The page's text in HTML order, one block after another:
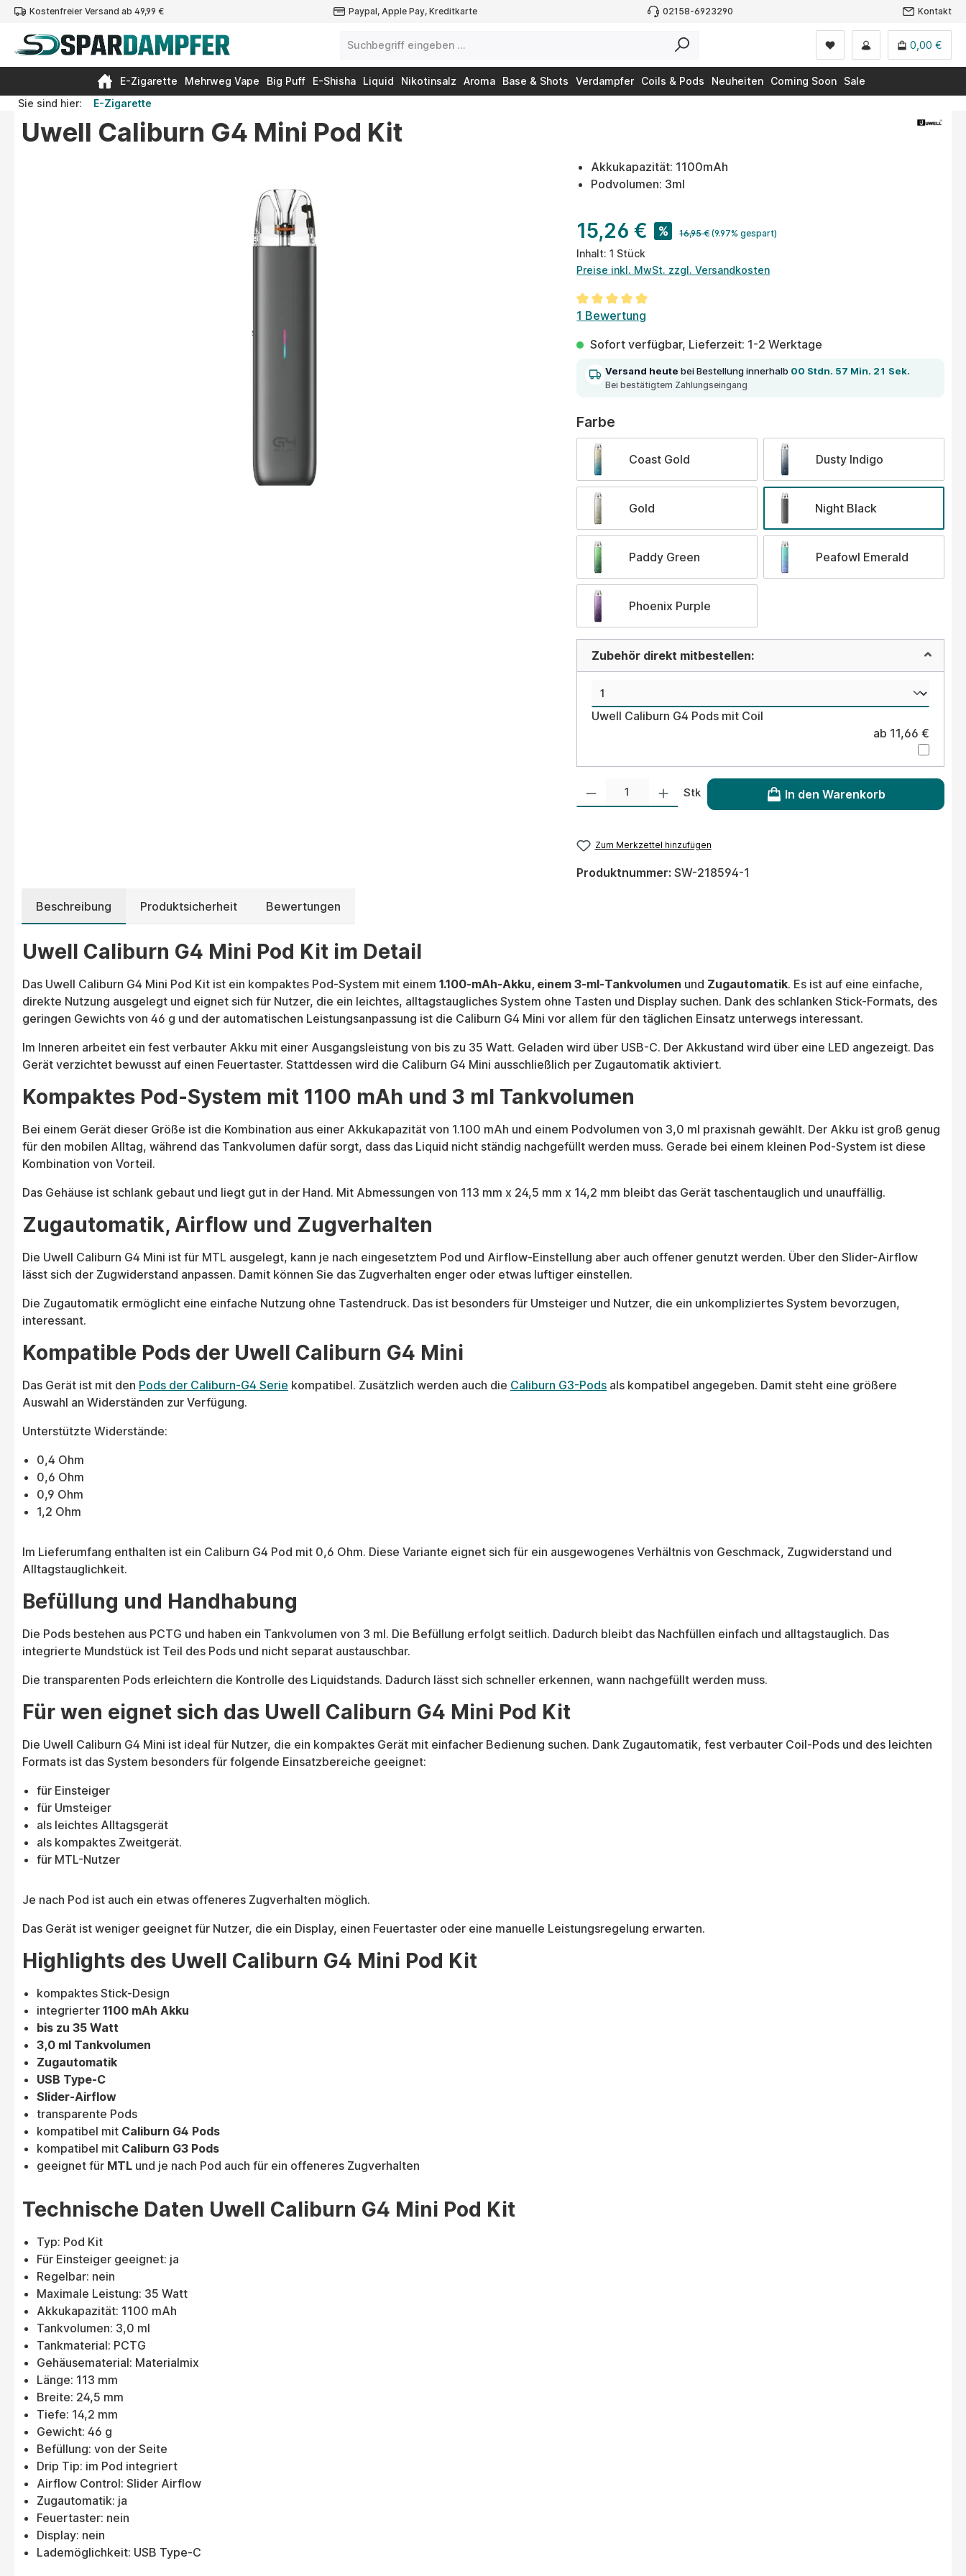
Zur Hauptnavigation springen
Kostenfreier Versand ab 49,99 € Paypal, Apple Pay, Kreditkarte 02158-6923290 Kontakt
0,00 €
E-Zigarette Mehrweg Vape Big Puff E-Shisha Liquid Nikotinsalz Aroma Base & Shots Verdampfer Coils & Pods Neuheiten Coming Soon
Sale
Sie sind hier:
E-Zigarette
Uwell Caliburn G4 Mini Pod Kit
Akkukapazität: 1100mAh
Podvolumen: 3ml
15,26 € % 16,95 € (9.97% gespart)
Inhalt:1 Stück
Preise inkl. MwSt. zzgl. Versandkosten
Durchschnittliche Bewertung von 5 von 5 Sternen
1 Bewertung
Sofort verfügbar, Lieferzeit: 1-2 Werktage
Versand heute bei Bestellung innerhalb 00 Stdn. 57 Min. 21 Sek.
Bei bestätigtem Zahlungseingang
Farbe
Coast Gold Dusty Indigo
Gold Night Black
Paddy Green Peafowl Emerald
Phoenix Purple
Zubehör direkt mitbestellen:
Uwell Caliburn G4 Pods mit Coil
ab 11,66 €
Produkt Anzahl: Gib den gewünschten Wert ein oder benutze die Schaltflächen um die
Stk In den Warenkorb
Zum Merkzettel hinzufügen
Produktnummer:SW-218594-1
Beschreibung Produktsicherheit Bewertungen
Uwell Caliburn G4 Mini Pod Kit im Detail
Das Uwell Caliburn G4 Mini Pod Kit ist ein kompaktes Pod-System mit einem 1.100-mAh-Akku, einem 3-ml-Tankvolumen und Zugautomatik. Es ist auf eine einfache,
direkte Nutzung ausgelegt und eignet sich für Nutzer, die ein leichtes, alltagstaugliches System ohne Tasten und Display suchen. Dank des schlanken Stick-Formats, des
geringen Gewichts von 46 g und der automatischen Leistungsanpassung ist die Caliburn G4 Mini vor allem für den täglichen Einsatz unterwegs interessant.
Im Inneren arbeitet ein fest verbauter Akku mit einer Ausgangsleistung von bis zu 35 Watt. Geladen wird über USB-C. Der Akkustand wird über eine LED angezeigt. Das
Gerät verzichtet bewusst auf einen Feuertaster. Stattdessen wird die Caliburn G4 Mini ausschließlich per Zugautomatik aktiviert.
Kompaktes Pod-System mit 1100 mAh und 3 ml Tankvolumen
Bei einem Gerät dieser Größe ist die Kombination aus einer Akkukapazität von 1.100 mAh und einem Podvolumen von 3,0 ml praxisnah gewählt. Der Akku ist groß genug
für den mobilen Alltag, während das Tankvolumen dafür sorgt, dass das Liquid nicht ständig nachgefüllt werden muss. Gerade bei einem kleinen Pod-System ist diese
Kombination von Vorteil.
Das Gehäuse ist schlank gebaut und liegt gut in der Hand. Mit Abmessungen von 113 mm x 24,5 mm x 14,2 mm bleibt das Gerät taschentauglich und unauffällig.
Zugautomatik, Airflow und Zugverhalten
Die Uwell Caliburn G4 Mini ist für MTL ausgelegt, kann je nach eingesetztem Pod und Airflow-Einstellung aber auch offener genutzt werden. Über den Slider-Airflow
lässt sich der Zugwiderstand anpassen. Damit können Sie das Zugverhalten enger oder etwas luftiger einstellen.
Die Zugautomatik ermöglicht eine einfache Nutzung ohne Tastendruck. Das ist besonders für Umsteiger und Nutzer, die ein unkompliziertes System bevorzugen,
interessant.
Kompatible Pods der Uwell Caliburn G4 Mini
Das Gerät ist mit den Pods der Caliburn-G4 Serie kompatibel. Zusätzlich werden auch die Caliburn G3-Pods als kompatibel angegeben. Damit steht eine größere
Auswahl an Widerständen zur Verfügung.
Unterstützte Widerstände:
0,4 Ohm
0,6 Ohm
0,9 Ohm
1,2 Ohm
Im Lieferumfang enthalten ist ein Caliburn G4 Pod mit 0,6 Ohm. Diese Variante eignet sich für ein ausgewogenes Verhältnis von Geschmack, Zugwiderstand und
Alltagstauglichkeit.
Befüllung und Handhabung
Die Pods bestehen aus PCTG und haben ein Tankvolumen von 3 ml. Die Befüllung erfolgt seitlich. Dadurch bleibt das Nachfüllen einfach und alltagstauglich. Das
integrierte Mundstück ist Teil des Pods und nicht separat austauschbar.
Die transparenten Pods erleichtern die Kontrolle des Liquidstands. Dadurch lässt sich schneller erkennen, wann nachgefüllt werden muss.
Für wen eignet sich das Uwell Caliburn G4 Mini Pod Kit
Die Uwell Caliburn G4 Mini ist ideal für Nutzer, die ein kompaktes Gerät mit einfacher Bedienung suchen. Dank Zugautomatik, fest verbauter Coil-Pods und des leichten
Formats ist das System besonders für folgende Einsatzbereiche geeignet:
für Einsteiger
für Umsteiger
als leichtes Alltagsgerät
als kompaktes Zweitgerät.
für MTL-Nutzer
Je nach Pod ist auch ein etwas offeneres Zugverhalten möglich.
Das Gerät ist weniger geeignet für Nutzer, die ein Display, einen Feuertaster oder eine manuelle Leistungsregelung erwarten.
Highlights des Uwell Caliburn G4 Mini Pod Kit
kompaktes Stick-Design
integrierter 1100 mAh Akku
bis zu 35 Watt
3,0 ml Tankvolumen
Zugautomatik
USB Type-C
Slider-Airflow
transparente Pods
kompatibel mit Caliburn G4 Pods
kompatibel mit Caliburn G3 Pods
geeignet für MTL und je nach Pod auch für ein offeneres Zugverhalten
Technische Daten Uwell Caliburn G4 Mini Pod Kit
Typ: Pod Kit
Für Einsteiger geeignet: ja
Regelbar: nein
Maximale Leistung: 35 Watt
Akkukapazität: 1100 mAh
Tankvolumen: 3,0 ml
Tankmaterial: PCTG
Gehäusematerial: Materialmix
Länge: 113 mm
Breite: 24,5 mm
Tiefe: 14,2 mm
Gewicht: 46 g
Befüllung: von der Seite
Drip Tip: im Pod integriert
Airflow Control: Slider Airflow
Zugautomatik: ja
Feuertaster: nein
Display: nein
Lademöglichkeit: USB Type-C